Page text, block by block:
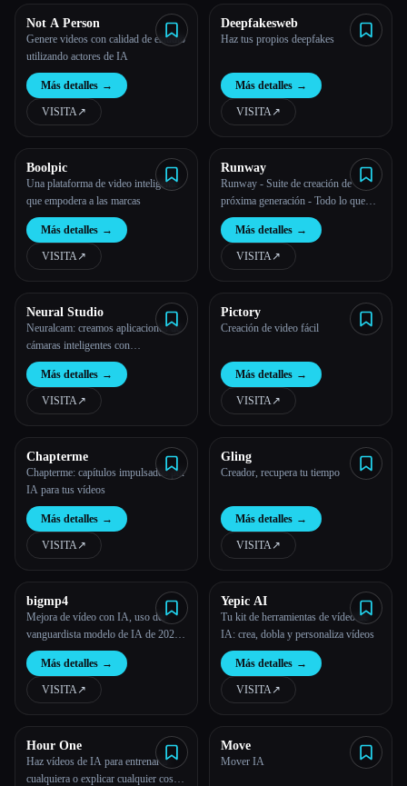
Not A Person
Genere videos con calidad de estudio
utilizando actores de IA
Más detalles →
VISITA↗︎
Deepfakesweb
Haz tus propios deepfakes
Más detalles →
VISITA↗︎
Boolpic
Una plataforma de video inteligente
que empodera a las marcas
Más detalles →
VISITA↗︎
Runway
Runway - Suite de creación de
próxima generación - Todo lo que
necesita para crear contenido
rápidamente.
Más detalles →
VISITA↗︎
Neural Studio
Neuralcam: creamos aplicaciones de
cámaras inteligentes con
procesamiento de imágenes
impulsado por IA
Más detalles →
VISITA↗︎
Pictory
Creación de video fácil
Más detalles →
VISITA↗︎
Chapterme
Chapterme: capítulos impulsados por
IA para tus vídeos
Más detalles →
VISITA↗︎
Gling
Creador, recupera tu tiempo
Más detalles →
VISITA↗︎
bigmp4
Mejora de vídeo con IA, uso del
vanguardista modelo de IA de 2023
para ampliar el vídeo y mejorar el
vídeo sin pérdidas
Más detalles →
VISITA↗︎
Yepic AI
Tu kit de herramientas de vídeo de
IA: crea, dobla y personaliza vídeos
Más detalles →
VISITA↗︎
Hour One
Haz vídeos de IA para entrenar a
cualquiera o explicar cualquier cosa,
Move
Mover IA